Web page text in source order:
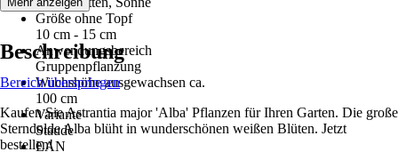
Größe ohne Topf
10 cm - 15 cm
Anwendungsbereich
Gruppenpflanzung
Wuchshöhe ausgewachsen ca.
100 cm
Variante
Staude
EAN
Beschreibung
Bereich überspringen
Kaufen Sie Astrantia major 'Alba' Pflanzen für Ihren Garten. Die große
Sterndolde Alba blüht in wunderschönen weißen Blüten. Jetzt
bestellen!